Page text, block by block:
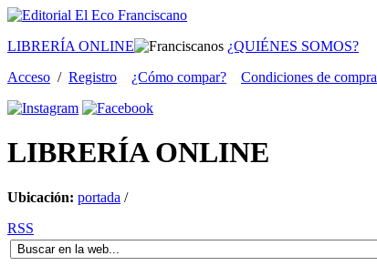
LIBRERÍA ONLINE
¿QUIÉNES SOMOS?
Acceso / Registro ¿Cómo compar? Condiciones de compra
LIBRERÍAONLINE
Ubicación: portada /
RSS